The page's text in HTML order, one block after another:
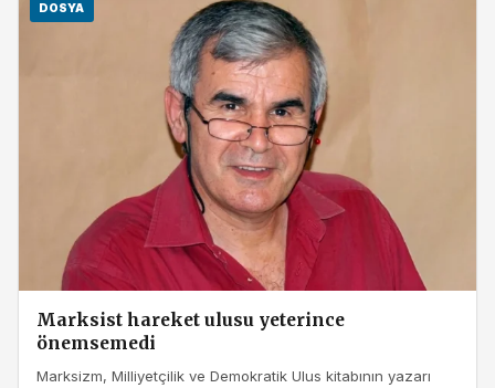
DOSYA
Marksist hareket ulusu yeterince
önemsemedi
Marksizm, Milliyetçilik ve Demokratik Ulus kitabının yazarı